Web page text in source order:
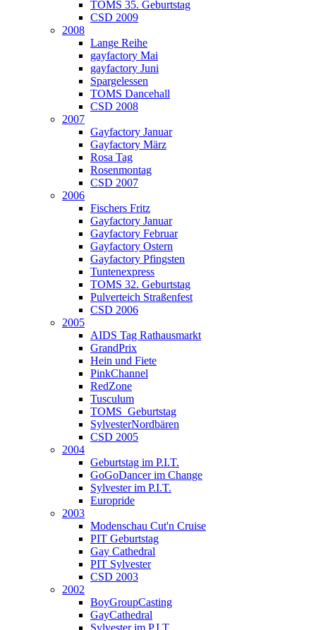
TOMS 35. Geburtstag
CSD 2009
2008
Lange Reihe
gayfactory Mai
gayfactory Juni
Spargelessen
TOMS Dancehall
CSD 2008
2007
Gayfactory Januar
Gayfactory März
Rosa Tag
Rosenmontag
CSD 2007
2006
Fischers Fritz
Gayfactory Januar
Gayfactory Februar
Gayfactory Ostern
Gayfactory Pfingsten
Tuntenexpress
TOMS 32. Geburtstag
Pulverteich Straßenfest
CSD 2006
2005
AIDS Tag Rathausmarkt
GrandPrix
Hein und Fiete
PinkChannel
RedZone
Tusculum
TOMS_Geburtstag
SylvesterNordbären
CSD 2005
2004
Geburtstag im P.I.T.
GoGoDancer im Change
Sylvester im P.I.T.
Europride
2003
Modenschau Cut'n Cruise
PIT Geburtstag
Gay Cathedral
PIT Sylvester
CSD 2003
2002
BoyGroupCasting
GayCathedral
Sylvester im P.I.T.